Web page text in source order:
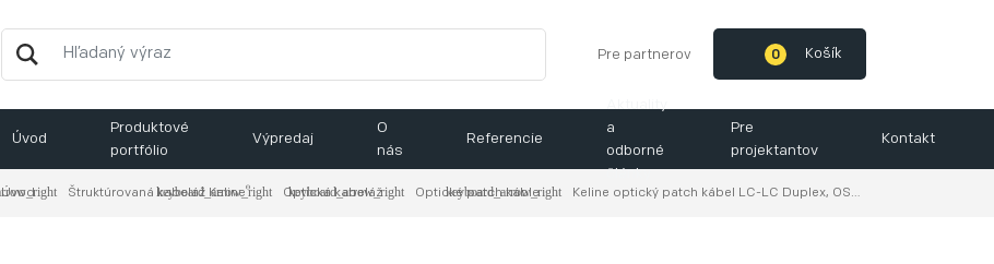
Pre partnerov 0 Košík
Úvod
Produktové
portfólio
Výpredaj
O
nás
Referencie
a
odborné
články
Pre
projektantov
Kontakt
Úvod Štruktúrovaná kabeláž Keline® Optická kabeláž Optické patch káble Keline optický patch kábel LC-LC Duplex, OS2, 9/125µm (ITU-T G.652.D), LSOH